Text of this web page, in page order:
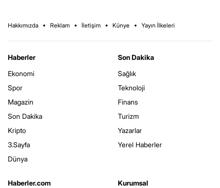
Hakkımızda Reklam İletişim Künye Yayın İlkeleri
Haberler
Ekonomi
Spor
Magazin
Son Dakika
Kripto
3.Sayfa
Dünya
Son Dakika
Sağlık
Teknoloji
Finans
Turizm
Yazarlar
Yerel Haberler
Haberler.com
Kurumsal